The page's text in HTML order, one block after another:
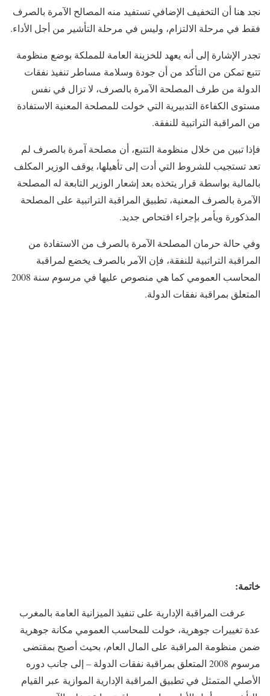
نجد هنا أن التخفيف الإضافي تستفيد منه المصالح الآمرة بالصرف
فقط في مرحلة الالتزام، وليس في مرحلة التأشير من أجل الأداء.
تجدر الإشارة إلى أنه يعهد للخزينة العامة للمملكة بوضع منظومة
تتبع تمكن من التأكد من أن جودة وسلامة مساطر تنفيذ نفقات
الدولة من طرف المصلحة الآمرة بالصرف، لا تزال في نفس
مستوى الكفاءة التدبيرية التي خولت للمصلحة المعنية الاستفادة
من المراقبة التراتبية للنفقة.
فإذا تبين من خلال منظومة التتبع، أن مصلحة آمرة بالصرف لم
تعد تستجيب للشروط التي أدت إلى تأهيلها، يوقف الوزير المكلف
بالمالية بواسطة قرار يتخذه بعد إشعار الوزير التابعة له المصلحة
الآمرة بالصرف المعنية، تطبيق المراقبة التراتبية على المصلحة
المذكورة ويأمر بإجراء افتحاص جديد.
وفي حالة حرمان المصلحة الآمرة بالصرف من الاستفادة من
المراقبة التراتبية للنفقة، فإن الآمر بالصرف يخضع لمراقبة
المحاسب العمومي كما هي منصوص عليها في مرسوم سنة 2008
المتعلق بمراقبة نفقات الدولة.
خاتمة:
عرفت المراقبة الإدارية على تنفيذ الميزانية العامة بالمغرب
عدة تغييرات جوهرية، خولت للمحاسب العمومي مكانة جوهرية
ضمن منظومة المراقبة على المال العام، بحيث أصبح بمقتضى
مرسوم 2008 المتعلق بمراقبة نفقات الدولة – إلى جانب دوره
الأصلي المتمثل في تطبيق المراقبة الإدارية الموازية عبر القيام